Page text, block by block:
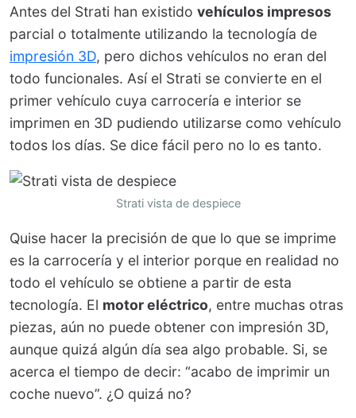
Antes del Strati han existido vehículos impresos
parcial o totalmente utilizando la tecnología de
impresión 3D, pero dichos vehículos no eran del
todo funcionales. Así el Strati se convierte en el
primer vehículo cuya carrocería e interior se
imprimen en 3D pudiendo utilizarse como vehículo
todos los días. Se dice fácil pero no lo es tanto.
Strati vista de despiece
Quise hacer la precisión de que lo que se imprime
es la carrocería y el interior porque en realidad no
todo el vehículo se obtiene a partir de esta
tecnología. El motor eléctrico, entre muchas otras
piezas, aún no puede obtener con impresión 3D,
aunque quizá algún día sea algo probable. Si, se
acerca el tiempo de decir: “acabo de imprimir un
coche nuevo”. ¿O quizá no?